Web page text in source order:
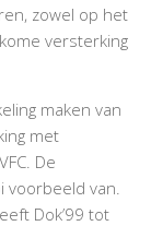
zowel op het
versterking
maken van
met
De
voorbeeld van.
Dok’99 tot